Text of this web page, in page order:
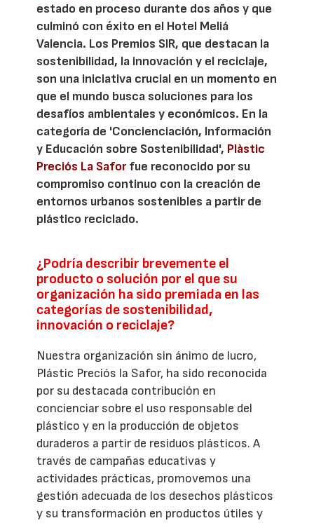
estado en proceso durante dos años y que
culminó con éxito en el Hotel Meliá
Valencia. Los Premios SIR, que destacan la
sostenibilidad, la innovación y el reciclaje,
son una iniciativa crucial en un momento en
que el mundo busca soluciones para los
desafíos ambientales y económicos. En la
categoría de 'Concienciación, Información
y Educación sobre Sostenibilidad', Plàstic
Preciós La Saforfue reconocido por su
compromiso continuo con la creación de
entornos urbanos sostenibles a partir de
plástico reciclado.
¿Podría describir brevemente el
producto o solución por el que su
organización ha sido premiada en las
categorías de sostenibilidad,
innovación o reciclaje?
Nuestra organización sin ánimo de lucro,
Plástic Preciós la Safor, ha sido reconocida
por su destacada contribución en
concienciar sobre el uso responsable del
plástico y en la producción de objetos
duraderos a partir de residuos plásticos. A
través de campañas educativas y
actividades prácticas, promovemos una
gestión adecuada de los desechos plásticos
y su transformación en productos útiles y